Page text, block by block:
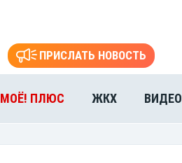
ПРИСЛАТЬ НОВОСТЬ
МОЁ! ПЛЮС ЖКХ ВИДЕО